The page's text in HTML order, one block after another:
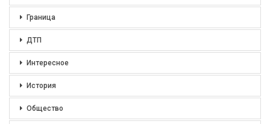
Граница
ДТП
Интересное
История
Общество